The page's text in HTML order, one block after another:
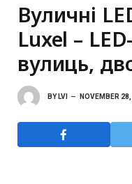
Вуличні
Luxel –
вулиць,
BY LVI NOVEMBER